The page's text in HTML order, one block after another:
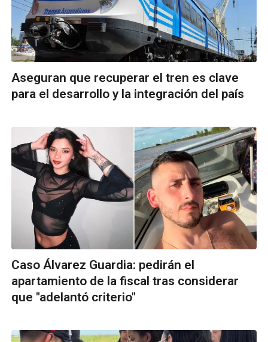
Aseguran que recuperar el tren es clave
para el desarrollo y la integración del país
Caso Álvarez Guardia: pedirán el
apartamiento de la fiscal tras considerar
que "adelantó criterio"